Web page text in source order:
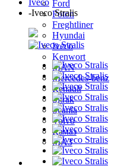
Ford
Foton
Freghtliner
Hyundai
Iveco
Kenwort
MAN
Mercedes-benz
Renault
Sitrak
Scania
Volvo
Камаз
МАЗ
Полуприцепы
Iveco
-Iveco Stralis